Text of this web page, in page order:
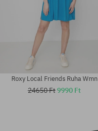
Roxy Local Friends Ruha Wmn
24650 Ft9990 Ft